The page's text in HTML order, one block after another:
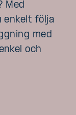
Med
enkelt följa
med
och